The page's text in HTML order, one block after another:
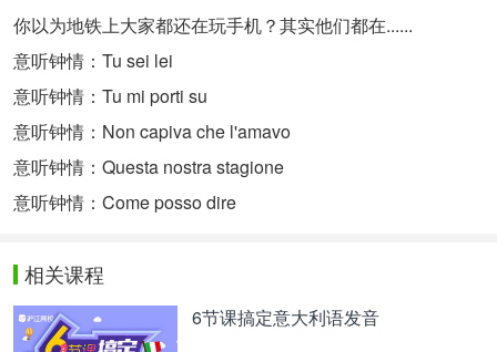
Piove
又下雨了
Dimmi dove devo stare, cercare
告诉我，该何去何从
Non ho più le tue parole
你的音讯无踪
Dimmi come devo fare, sparire
告诉我，该做什么，消失
你以为地铁上大家都还在玩手机？其实他们都在......
意听钟情：Tu sei lei
意听钟情：Tu mi porti su
意听钟情：Non capiva che l'amavo
意听钟情：Questa nostra stagione
意听钟情：Come posso dire
相关课程
6节课搞定意大利语发音